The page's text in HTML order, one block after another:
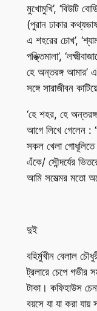
মুখোমুখি’, ‘বিউটি
(পুরান ঢাকার
এ শহরের চোখ’,
পঙ্ক্তিমালা’,
হে অন্তরঙ্গ আমার’
সঙ্গে সারাজীবন
‘হে শহর, হে
আগে লিখে গেলেন :
সকল খেলা গোধূলিতে
এঁকে/ সৌন্দর্যের
আমি সমেত্মর মতো
দুই
বহির্মুখীন বেলাল
ট্রলারে চেপে গভীর
টাকা। কফিহাউস
বয়সে যা যা করা